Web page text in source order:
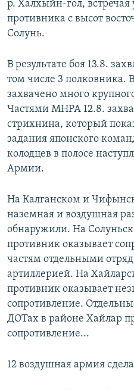
р. Халхыйн-гол, встречая
противника с высот
Солунь.
В результате боя 13.8.
том числе 3 полковника.
захвачено много
Частями МНРА 12.8.
стрихнина, который
задания японского
колодцев в полосе
Армии.
На Калганском и
наземная и воздушная
обнаружили. На
противник оказывает
частям отдельными
артиллерией. На
противник оказывает
сопротивление.
ДОТах в районе Хайлар
сопротивление...
12 воздушная армия